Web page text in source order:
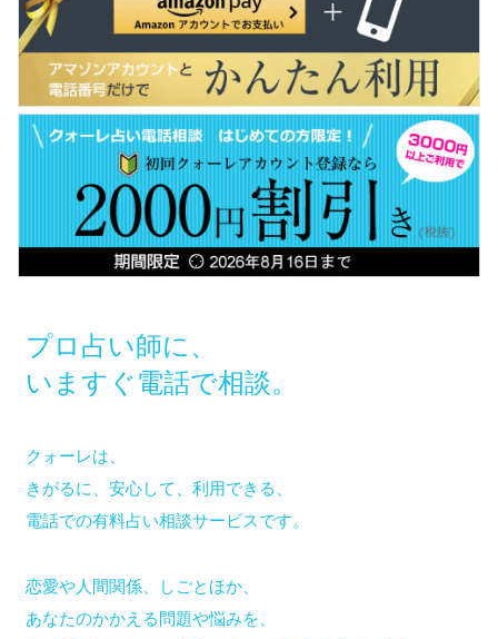
プロ占い師に、
いますぐ電話で相談。
クォーレは、
きがるに、安心して、利用できる、
電話での有料占い相談サービスです。
恋愛や人間関係、しごとほか、
あなたのかかえる問題や悩みを、